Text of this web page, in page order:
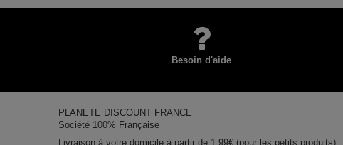
Besoin d'aide
PLANETE DISCOUNT FRANCE
Société 100% Française
Livraison à votre domicile à partir de 1,99€ (pour les petits produits)